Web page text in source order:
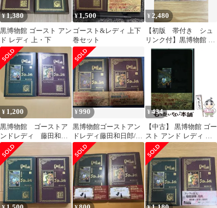
¥1,380
黒博物館 ゴースト アン
ド レディ 上・下
¥1,500
ゴースト&レディ 上下
巻セット
¥2,480
【初版 帯付き シュ
リンク付】黒博物館 ゴ
ーストアンドレディ
¥ 1,200
黒博物館 ゴーストア
ンドレディ 藤田和日
郎 上下
¥990
黒博物館ゴーストアン
ドレディ藤田和日郎/初
版/上下
¥434
【中古】 黒博物館 ゴー
スト アンド レディ 上
（モーニング KC） / 藤
田 和日郎 / 講談社